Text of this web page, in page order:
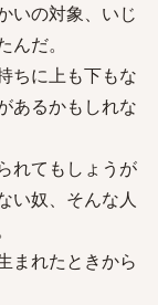
いの対象、いじ
だ。
ちに上も下もな
あるかもしれな
れてもしょうが
い奴、そんな人
まれたときから